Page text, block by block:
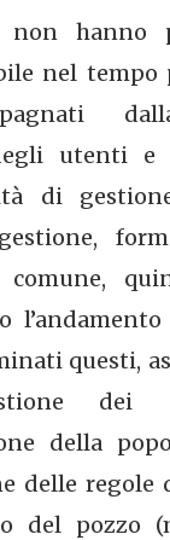
non hanno
nel tempo
utenti e
di
questi,
della
delle
del pozzo